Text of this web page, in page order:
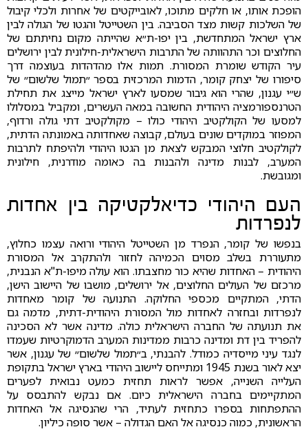
הופכת אותו, או חלקים מתוכו, לאובייקטים של אחרות ולכלי קיבול
של השלכות קשות מצד הסביבה. בין השטייטל והגטו של הגולה לבין
ארץ ישראל המתחדשת, בין יפו-ת״א שהייתה מקום נחיתתם של
החלוצים וכר התהוותה של התרבות הישראלית-חילונית לבין ירושלים
עיר הקודש שומרת המסורת. תמות אלו מהדהדות בעוצמה דרך
סיפורו של יצחק קומר, הדמות המרכזית בספר ״תמול שלשום״ של
ש״י עגנון, שהרי הוא גיבור שמסעו לארץ ישראל מייצג את תחילת
הטרנספורמציה היהודית החשובה במאה העשרים, ומקביל במסלולו
למסעו של הקולקטיב היהודי כולו – מקולקטיב דתי גולה ורדוף,
המפוזר במוקדים שונים בעולם, קבוצה שאחדותה באמונתה הדתית,
לקולקטיב חלוצי המבקש לצאת מן הגטו היהודי ולהיפתח לתרבות
המערב, לבנות מדינה ולהבנות בה כאומה מודרנית, חילונית
ומגובשת.
העם היהודי כדיאלקטיקה בין אחדות
לנפרדות
בנפשו של קומר, הנפרד מן השטייטל היהודי ורואה עצמו כחלוץ,
מתעוררת בשלב מסוים הכמיהה לחזור ולהתקרב אל המסורת
היהודית – האחדות שהיא כור מחצבתו. הוא עולה מיפו-ת"א הנבנית,
מרכזם של העולים החלוצים, אל ירושלים, מושבו של היישוב הישן,
הדתי, המתקיים מכספי החלוקה. התנועה של קומר מאחדות
לנפרדות ובחזרה לאחדות מול המסורת היהודית-דתית, מדמה גם
את תנועתה של החברה הישראלית כולה. מדינה אשר לא הסכינה
להפריד בין דת ומדינה כרבות ממדינות המערב הדמוקרטיות שעמדו
לנגד עיני מייסדיה כמודל. להבנתי, ב״תמול שלשום״ של עגנון, אשר
יצא לאור בשנת 1945 ומתייחס ליישוב היהודי בארץ ישראל בתקופת
העלייה השנייה, אפשר לראות תחזית כמעט נבואית לפערים
המתקיימים בחברה הישראלית כיום. אם נבקש להתבסס על
ההתפתחות בספרו כתחזית לעתיד, הרי שהנסיגה אל האחדות
הראשונית, כמוה כנסיגה אל האם הגדולה – אשר סופה כיליון.